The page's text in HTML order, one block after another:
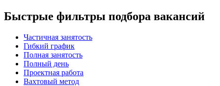
Быстрые фильтры подбора вакансий
Частичная занятость
Гибкий график
Полная занятость
Полный день
Проектная работа
Вахтовый метод